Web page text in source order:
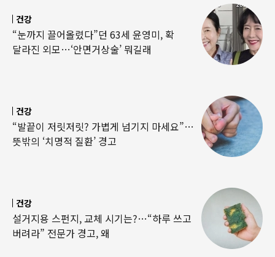
건강
“눈까지 끌어올렸다”던 63세 윤영미, 확
달라진 외모…‘안면거상술’ 뭐길래
건강
“발끝이 저릿저릿? 가볍게 넘기지 마세요”…
뜻밖의 ‘치명적 질환’ 경고
건강
설거지용 스펀지, 교체 시기는?…“하루 쓰고
버려라” 전문가 경고, 왜